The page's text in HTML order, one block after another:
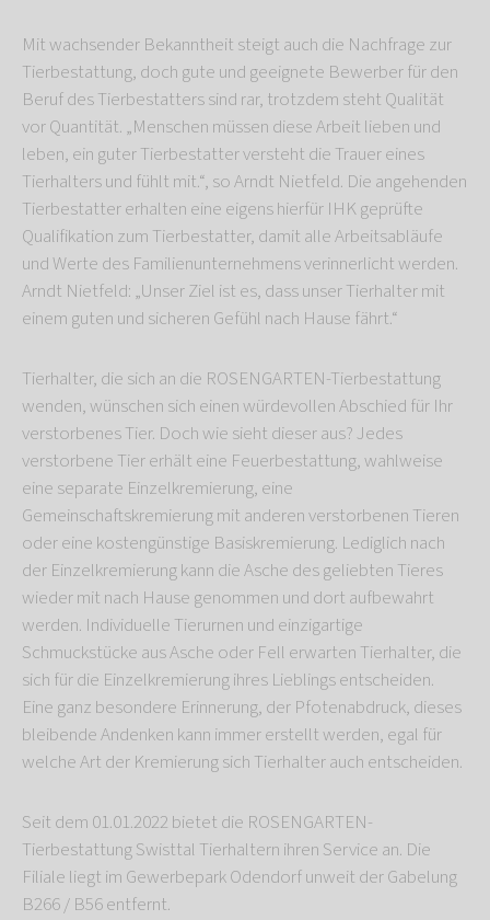
Mit wachsender Bekanntheit steigt auch die Nachfrage zur
Tierbestattung, doch gute und geeignete Bewerber für den
Beruf des Tierbestatters sind rar, trotzdem steht Qualität
vor Quantität. „Menschen müssen diese Arbeit lieben und
leben, ein guter Tierbestatter versteht die Trauer eines
Tierhalters und fühlt mit.“, so Arndt Nietfeld. Die angehenden
Tierbestatter erhalten eine eigens hierfür IHK geprüfte
Qualifikation zum Tierbestatter, damit alle Arbeitsabläufe
und Werte des Familienunternehmens verinnerlicht werden.
Arndt Nietfeld: „Unser Ziel ist es, dass unser Tierhalter mit
einem guten und sicheren Gefühl nach Hause fährt.“
Tierhalter, die sich an die ROSENGARTEN-Tierbestattung
wenden, wünschen sich einen würdevollen Abschied für Ihr
verstorbenes Tier. Doch wie sieht dieser aus? Jedes
verstorbene Tier erhält eine Feuerbestattung, wahlweise
eine separate Einzelkremierung, eine
Gemeinschaftskremierung mit anderen verstorbenen Tieren
oder eine kostengünstige Basiskremierung. Lediglich nach
der Einzelkremierung kann die Asche des geliebten Tieres
wieder mit nach Hause genommen und dort aufbewahrt
werden. Individuelle Tierurnen und einzigartige
Schmuckstücke aus Asche oder Fell erwarten Tierhalter, die
sich für die Einzelkremierung ihres Lieblings entscheiden.
Eine ganz besondere Erinnerung, der Pfotenabdruck, dieses
bleibende Andenken kann immer erstellt werden, egal für
welche Art der Kremierung sich Tierhalter auch entscheiden.
Seit dem 01.01.2022 bietet die ROSENGARTEN-
Tierbestattung Swisttal Tierhaltern ihren Service an. Die
Filiale liegt im Gewerbepark Odendorf unweit der Gabelung
B266 / B56 entfernt.